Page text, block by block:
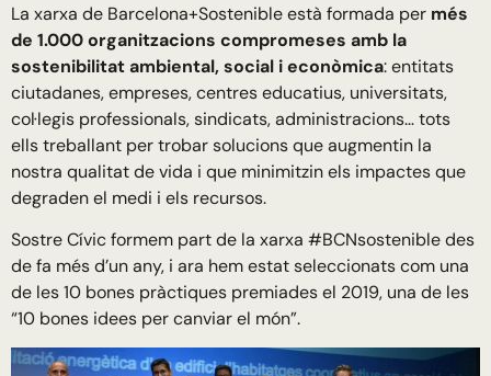
La xarxa de Barcelona+Sostenible està formada per més
de 1.000 organitzacions compromeses amb la
sostenibilitat ambiental, social i econòmica: entitats
ciutadanes, empreses, centres educatius, universitats,
col·legis professionals, sindicats, administracions… tots
ells treballant per trobar solucions que augmentin la
nostra qualitat de vida i que minimitzin els impactes que
degraden el medi i els recursos.
Sostre Cívic formem part de la xarxa #BCNsostenible des
de fa més d’un any, i ara hem estat seleccionats com una
de les 10 bones pràctiques premiades el 2019, una de les
“10 bones idees per canviar el món”.